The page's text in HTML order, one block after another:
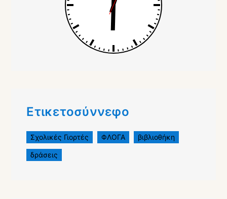
Ετικετοσύννεφο
Σχολικές Γιορτές ΦΛΟΓΑ βιβλιοθήκη
δράσεις